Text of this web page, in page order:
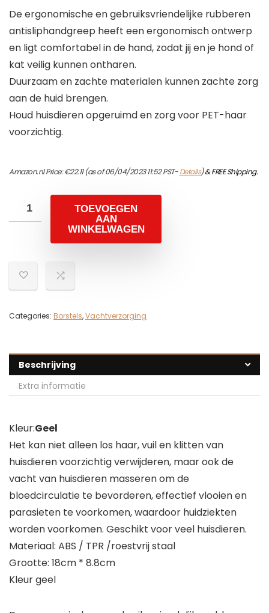
De ergonomische en gebruiksvriendelijke rubberen
antisliphandgreep heeft een ergonomisch ontwerp
en ligt comfortabel in de hand, zodat jij en je hond of
kat veilig kunnen ontharen.
Duurzaam en zachte materialen kunnen zachte zorg
aan de huid brengen.
Houd huisdieren opgeruimd en zorg voor PET-haar
voorzichtig.
Amazon.nl Price:€22.11(as of 06/04/2023 11:52 PST-Details)&FREE Shipping.
TOEVOEGEN
AAN
WINKELWAGEN
Categories: Borstels,Vachtverzorging
Beschrijving
Extra informatie
Kleur:Geel
Het kan niet alleen los haar, vuil en klitten van
huisdieren voorzichtig verwijderen, maar ook de
vacht van huisdieren masseren om de
bloedcirculatie te bevorderen, effectief vlooien en
parasieten te voorkomen, waardoor huidziekten
worden voorkomen. Geschikt voor veel huisdieren.
Materiaal: ABS / TPR /roestvrij staal
Grootte: 18cm * 8.8cm
Kleur geel